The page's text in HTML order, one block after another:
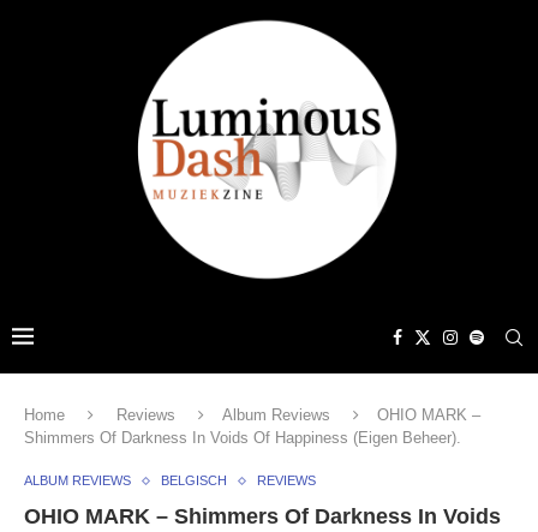
Home Reviews Album Reviews
OHIO MARK –
Shimmers Of Darkness In Voids Of Happiness (Eigen Beheer).
ALBUM REVIEWS BELGISCH REVIEWS
OHIO MARK – Shimmers Of Darkness In Voids